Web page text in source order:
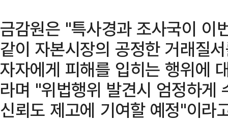
금감원은 "특사경과 조사국이 이
같이 자본시장의 공정한 거래질
자자에게 피해를 입히는 행위에
라며 "위법행위 발견시 엄정하게
신뢰도 제고에 기여할 예정"이라